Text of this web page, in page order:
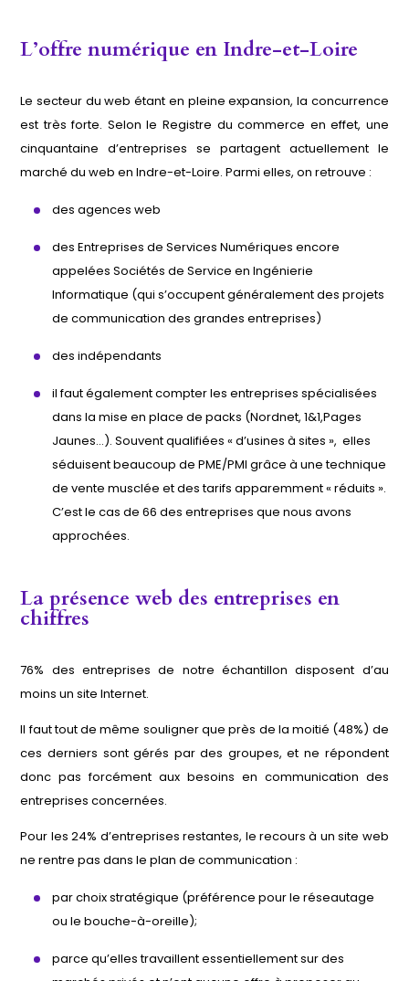
L’offre numérique en Indre-et-Loire
Le secteur du web étant en pleine expansion, la concurrence
est très forte. Selon le Registre du commerce en effet, une
cinquantaine d’entreprises se partagent actuellement le
marché du web en Indre-et-Loire. Parmi elles, on retrouve :
des agences web
des Entreprises de Services Numériques encore
appelées Sociétés de Service en Ingénierie
Informatique (qui s’occupent généralement des projets
de communication des grandes entreprises)
des indépendants
il faut également compter les entreprises spécialisées
dans la mise en place de packs (Nordnet, 1&1,Pages
Jaunes…). Souvent qualifiées « d’usines à sites », elles
séduisent beaucoup de PME/PMI grâce à une technique
de vente musclée et des tarifs apparemment « réduits ».
C’est le cas de 66 des entreprises que nous avons
approchées.
La présence web des entreprises en
chiffres
76% des entreprises de notre échantillon disposent d’au
moins un site Internet.
Il faut tout de même souligner que près de la moitié (48%) de
ces derniers sont gérés par des groupes, et ne répondent
donc pas forcément aux besoins en communication des
entreprises concernées.
Pour les 24% d’entreprises restantes, le recours à un site web
ne rentre pas dans le plan de communication :
par choix stratégique (préférence pour le réseautage
ou le bouche-à-oreille);
parce qu’elles travaillent essentiellement sur des